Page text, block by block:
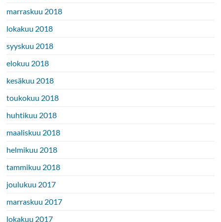
marraskuu 2018
lokakuu 2018
syyskuu 2018
elokuu 2018
kesäkuu 2018
toukokuu 2018
huhtikuu 2018
maaliskuu 2018
helmikuu 2018
tammikuu 2018
joulukuu 2017
marraskuu 2017
lokakuu 2017